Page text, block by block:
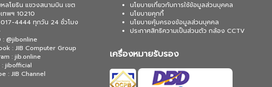
ลโยธิน แขวงสนามบิน เขต
ทพฯ 10210
4444 ทุกวัน 24 ชั่วโมง
: @jibonline
: JIB Computer Group
: jib.online
: jibofficial
: JIB Channel
นโยบายเกี่ยวกับการใช้ข้อมูลส่วนบุคคล
นโยบายคุกกี้
นโยบายคุ้มครองข้อมูลส่วนบุคคล
ประกาศสิทธิความเป็นส่วนตัว กล้อง CCTV
เครื่องหมายรับรอง